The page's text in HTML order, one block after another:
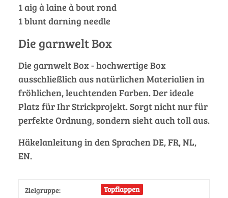
1 aig à laine à bout rond
1 blunt darning needle
Die garnwelt Box
Die garnwelt Box - hochwertige Box
ausschließlich aus natürlichen Materialien in
fröhlichen, leuchtenden Farben. Der ideale
Platz für Ihr Strickprojekt. Sorgt nicht nur für
perfekte Ordnung, sondern sieht auch toll aus.
Häkelanleitung in den Sprachen DE, FR, NL,
EN.
Zielgruppe: Topflappen